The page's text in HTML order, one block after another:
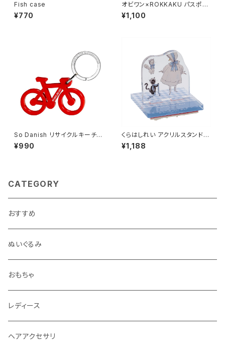
Fish case
¥770
オビワン×ROKKAKU パスポー
ト風ノート
¥1,100
So Danish リサイクルキーチェ
ーン (バイク)
¥990
くらはしれい アクリルスタンドス
タンプ/BU
¥1,188
CATEGORY
おすすめ
ぬいぐるみ
おもちゃ
レディース
ヘアアクセサリ